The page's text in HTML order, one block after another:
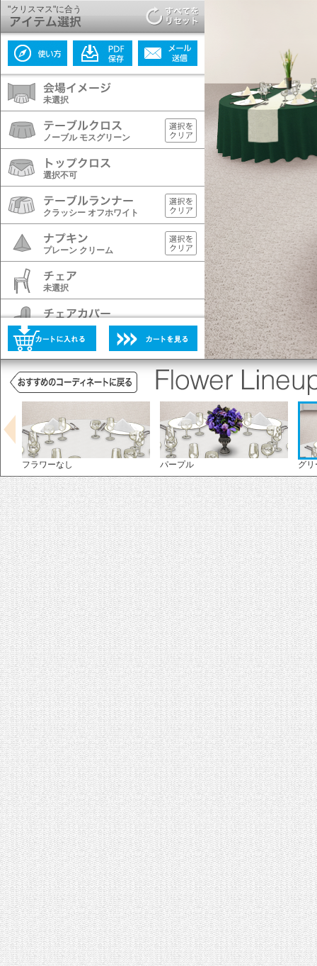
"クリスマス"に合う
未選択
ノーブル モスグリーン
選択不可
クラッシー オフホワイト
プレーン クリーム
未選択
未選択
選択不可
グリーン
フラワーなし パープル グリ